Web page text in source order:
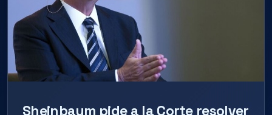
Sheinbaum pide a la Corte resolver